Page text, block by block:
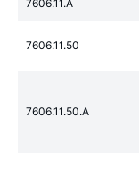
7606.11.A
7606.11.50
7606.11.50.A